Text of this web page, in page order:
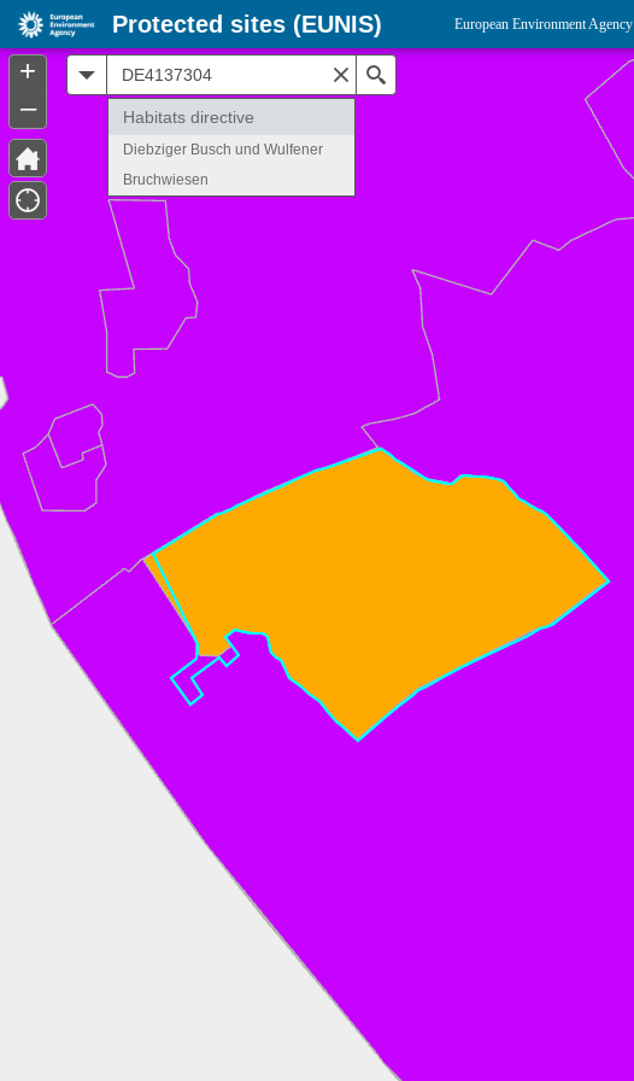
+
–
Habitats directive
Diebziger Busch und Wulfener
Bruchwiesen
Protected sites (EUNIS) European Environment Agency